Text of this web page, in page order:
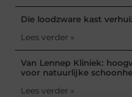
Die loodzware kast
Lees verder »
Van Lennep Kliniek:
voor natuurlijke
Lees verder »